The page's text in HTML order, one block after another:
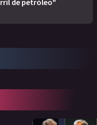
de petróleo"